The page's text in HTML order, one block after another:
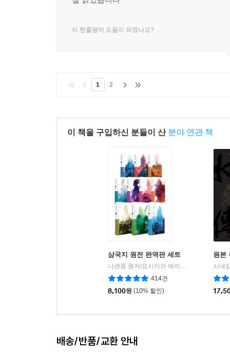
이 한줄평이 도움이 되었나요?
1 2
이 책을 구입하신 분들이 산 분야 연관 책
삼국지 원전 완역판 세트
나관중 원저/요시카와 에이지 편저/바른번역 역
414건
8,100원 (10% 할인)
원본
시내
배송/반품/교환 안내